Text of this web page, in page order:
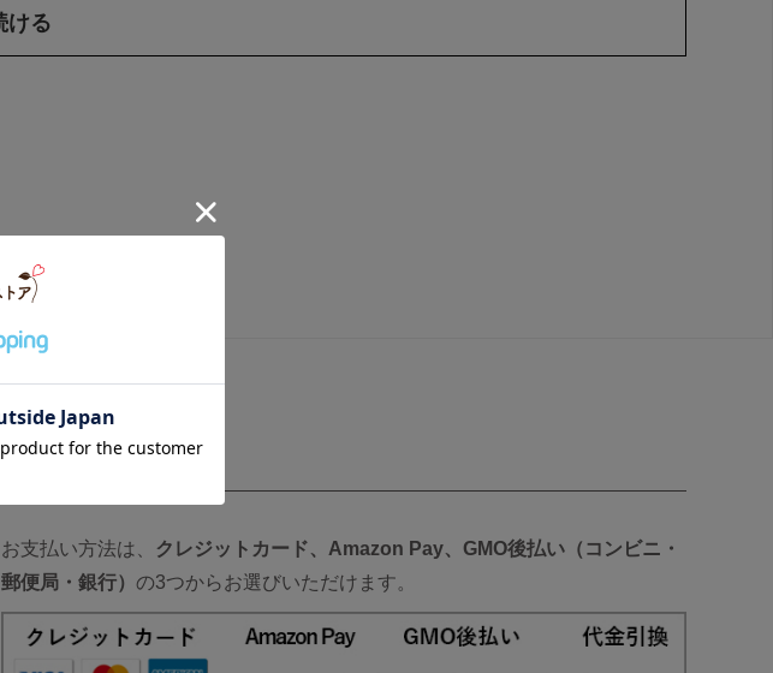
お支払いについて
お支払い方法は、 クレジットカード、Amazon Pay、GMO後払い（コンビニ・
郵便局・銀行） の3つからお選びいただけます。